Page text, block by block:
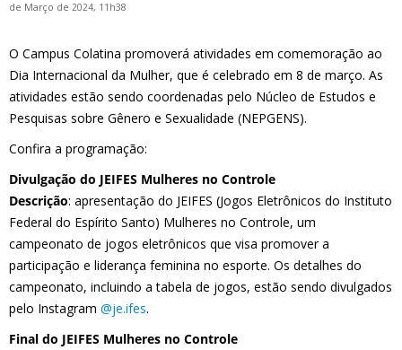
de Março de 2024, 11h38
O Campus Colatina promoverá atividades em comemoração ao
Dia Internacional da Mulher, que é celebrado em 8 de março. As
atividades estão sendo coordenadas pelo Núcleo de Estudos e
Pesquisas sobre Gênero e Sexualidade (NEPGENS).
Confira a programação:
Divulgação do JEIFES Mulheres no Controle
Descrição: apresentação do JEIFES (Jogos Eletrônicos do Instituto
Federal do Espírito Santo) Mulheres no Controle, um
campeonato de jogos eletrônicos que visa promover a
participação e liderança feminina no esporte. Os detalhes do
campeonato, incluindo a tabela de jogos, estão sendo divulgados
pelo Instagram @je.ifes.
Final do JEIFES Mulheres no Controle